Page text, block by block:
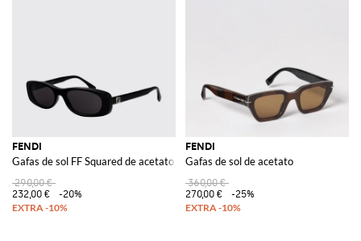
FENDI
Gafas de sol FF Squared de acetato
290,00 €
232,00 €
-20%
FENDI
Gafas de sol de acetato
360,00 €
270,00 €
-25%